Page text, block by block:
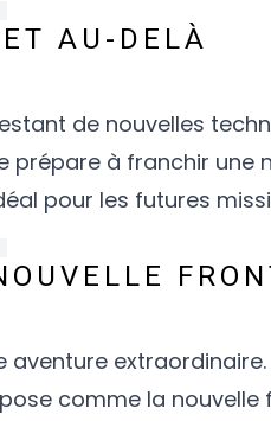
AU-DELÀ
de nouvelles
prépare à franchir une
pour les futures
aventure
comme la nouvelle